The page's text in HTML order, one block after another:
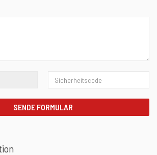
SENDE FORMULAR